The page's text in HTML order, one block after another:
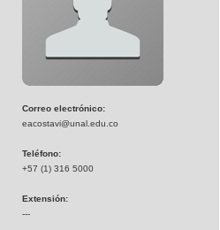
Correo electrónico:
eacostavi@unal.edu.co
Teléfono:
+57 (1) 316 5000
Extensión:
---